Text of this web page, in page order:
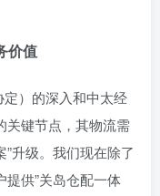
价值
）的深入和中太经
关键节点，其物流需
”升级。我们现在除了
供”关岛仓配一体